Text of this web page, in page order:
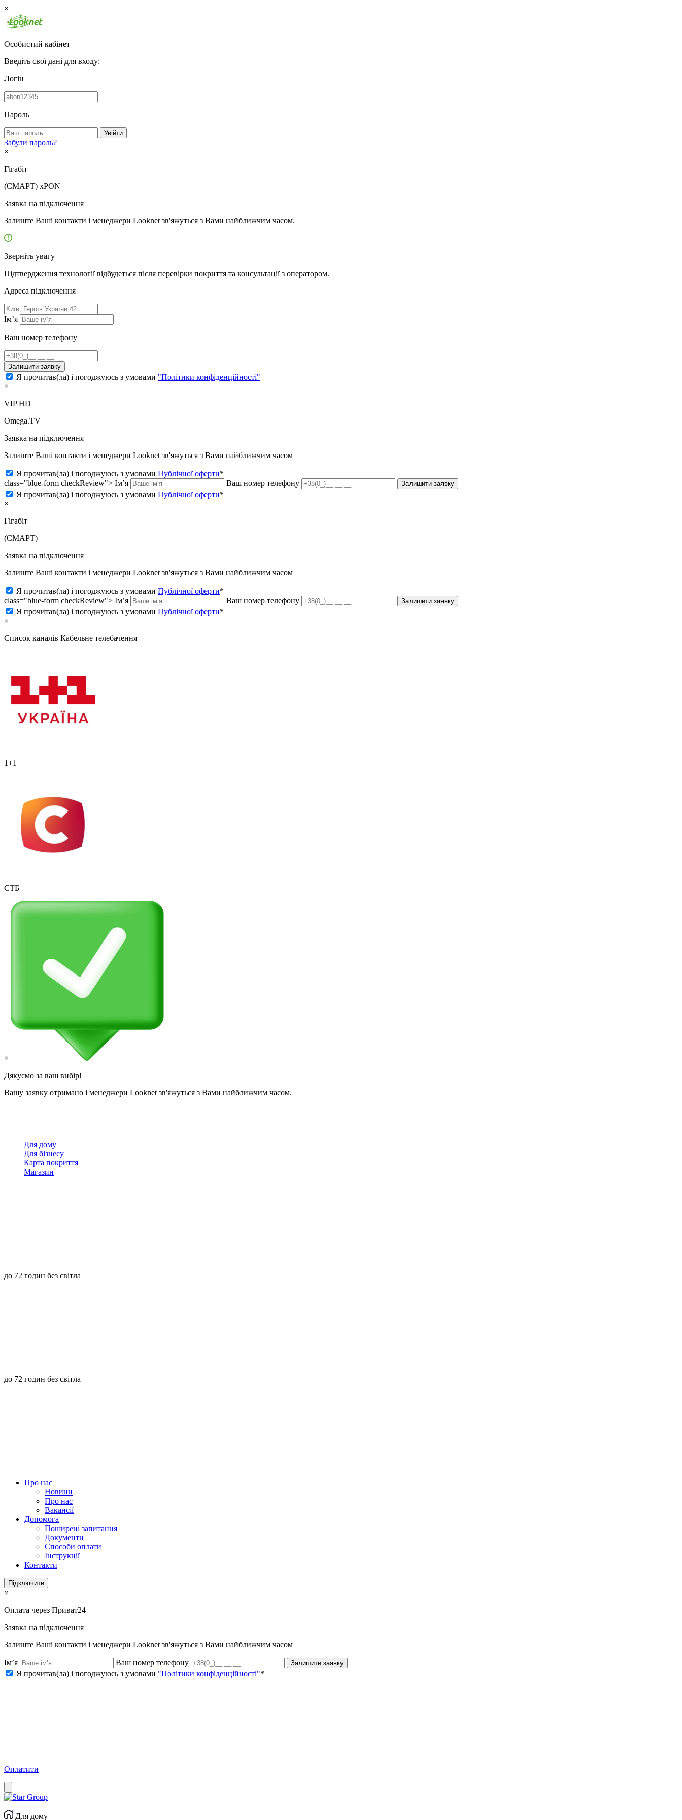
×
Особистий кабінет
Введіть свої дані для входу:
Логін
Пароль
Увійти
Забули пароль?
×
Гігабіт
(СМАРТ) xPON
Заявка на підключення
Залиште Ваші контакти і менеджери Looknet зв'яжуться з Вами найближчим часом.
Зверніть увагу
Підтвердження технології відбудеться після перевірки покриття та консультації з оператором.
Адресa підключення
Ім’я
Ваш номер телефону
Залишити заявку
Я прочитав(ла) і погоджуюсь з умовами "Політики конфіденційності"
×
VIP HD
Omega.TV
Заявка на підключення
Залиште Ваші контакти і менеджери Looknet зв'яжуться з Вами найближчим часом
Я прочитав(ла) і погоджуюсь з умовами Публічної оферти*
class="blue-form checkReview"> Ім’я Ваш номер телефону Залишити заявку
Я прочитав(ла) і погоджуюсь з умовами Публічної оферти*
×
Гігабіт
(СМАРТ)
Заявка на підключення
Залиште Ваші контакти і менеджери Looknet зв'яжуться з Вами найближчим часом
Я прочитав(ла) і погоджуюсь з умовами Публічної оферти*
class="blue-form checkReview"> Ім’я Ваш номер телефону Залишити заявку
Я прочитав(ла) і погоджуюсь з умовами Публічної оферти*
×
Список каналів Кабельне телебачення
1+1
СТБ
×
Дякуємо за ваш вибір!
Вашу заявку отримано і менеджери Looknet зв'яжуться з Вами найближчим часом.
Для дому
Для бізнесу
Карта покриття
Магазин
до 72 годин без світла
до 72 годин без світла
Про нас
Новини
Про нас
Вакансії
Допомога
Поширені запитання
Документи
Способи оплати
Інструкції
Контакти
Підключити
×
Оплата через Приват24
Заявка на підключення
Залиште Ваші контакти і менеджери Looknet зв'яжуться з Вами найближчим часом
Ім’я Ваш номер телефону Залишити заявку
Я прочитав(ла) і погоджуюсь з умовами "Політики конфіденційності"*
Оплатити
Для дому